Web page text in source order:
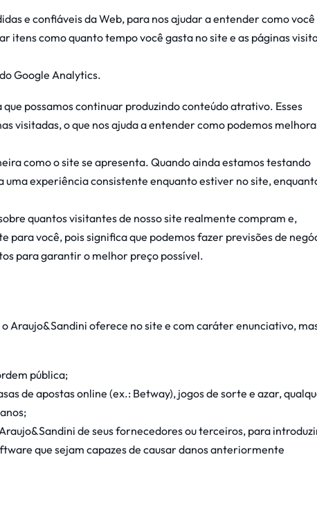
e confiáveis ​​da Web, para nos ajudar a entender como você
itens como quanto tempo você gasta no site e as páginas
Google Analytics.
possamos continuar produzindo conteúdo atrativo. Esses
visitadas, o que nos ajuda a entender como podemos
como o site se apresenta. Quando ainda estamos testando
uma experiência consistente enquanto estiver no site,
quantos visitantes de nosso site realmente compram e,
para você, pois significa que podemos fazer previsões de
para garantir o melhor preço possível.
Araujo&Sandini oferece no site e com caráter enunciativo,
pública;
de apostas online (ex.: Betway), jogos de sorte e azar,
de seus fornecedores ou terceiros, para
que sejam capazes de causar danos anteriormente